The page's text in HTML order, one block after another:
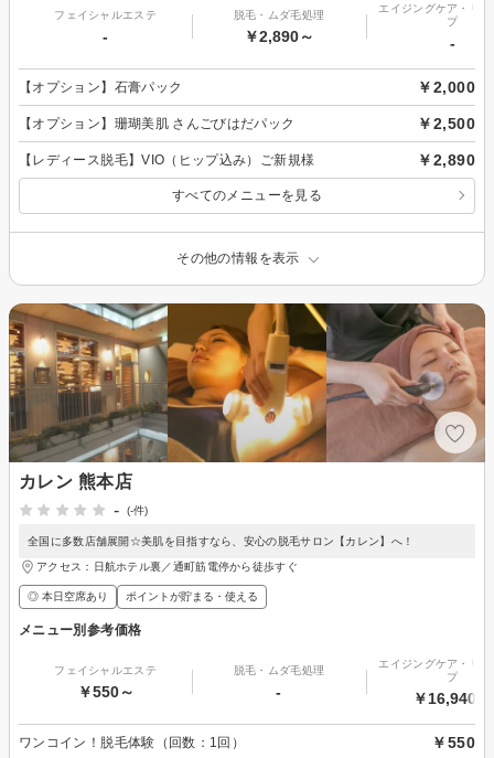
フェイシャルエステ
-
脱毛・ムダ毛処理
￥2,890～
エイジングケア・リ
プ
-
【オプション】石膏パック ￥2,000
【オプション】珊瑚美肌 さんごびはだパック ￥2,500
【レディース脱毛】VIO（ヒップ込み）ご新規様 ￥2,890
すべてのメニューを見る
その他の情報を表示
カレン 熊本店
-
(-件)
全国に多数店舗展開☆美肌を目指すなら、安心の脱毛サロン【カレン】へ！
アクセス：日航ホテル裏／通町筋電停から徒歩すぐ
◎ 本日空席あり ポイントが貯まる・使える
メニュー別参考価格
フェイシャルエステ
￥550～
脱毛・ムダ毛処理
-
エイジングケア・リ
プ
￥16,940～
ワンコイン！脱毛体験（回数：1回） ￥550